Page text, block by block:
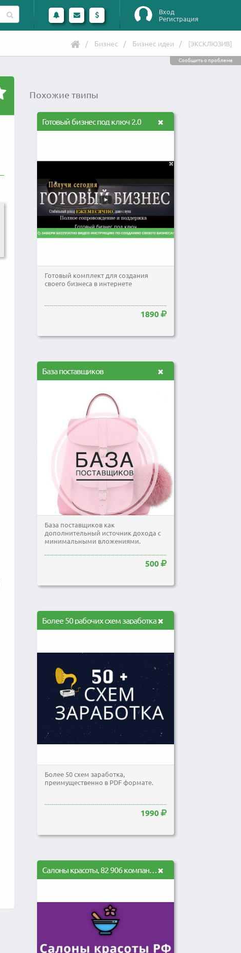
Вход
Регистрация
Бизнес Бизнес идеи [ЭКСКЛЮЗИВ]
Сообщить о проблеме
Похожие твипы
Готовый бизнес под ключ 2.0
Готовый комплект для создания
своего бизнеса в интернете
1890
База поставщиков
База поставщиков как
дополнительный источник дохода с
минимальными вложениями.
500
Более 50 рабочих схем заработка
Более 50 схем заработка,
преимущественно в PDF формате.
1990
Салоны красоты, 82 906 компаний по всей РФ